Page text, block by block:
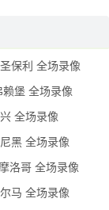
保利 全场录像
堡 全场录像
全场录像
黑 全场录像
洛哥 全场录像
马 全场录像